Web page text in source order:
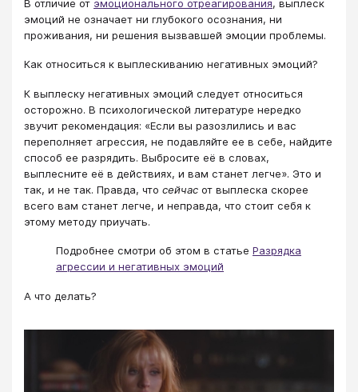
В отличие от эмоционального отреагирования, выплеск
эмоций не означает ни глубокого осознания, ни
проживания, ни решения вызвавшей эмоции проблемы.
Как относиться к выплескиванию негативных эмоций?
К выплеску негативных эмоций следует относиться
осторожно. В психологической литературе нередко
звучит рекомендация: «Если вы разозлились и вас
переполняет агрессия, не подавляйте ее в себе, найдите
способ ее разрядить. Выбросите её в словах,
выплесните её в действиях, и вам станет легче». Это и
так, и не так. Правда, что сейчас от выплеска скорее
всего вам станет легче, и неправда, что стоит себя к
этому методу приучать.
Подробнее смотри об этом в статье Разрядка
агрессии и негативных эмоций
А что делать?